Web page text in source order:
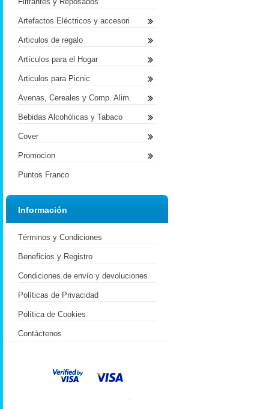
Artefactos Eléctricos y accesori
Articulos de regalo
Artículos para el Hogar
Articulos para Picnic
Avenas, Cereales y Comp. Alim.
Bebidas Alcohólicas y Tabaco
Cover
Promocion
Puntos Franco
Información
Términos y Condiciones
Beneficios y Registro
Condiciones de envío y devoluciones
Políticas de Privacidad
Política de Cookies
Contáctenos
.